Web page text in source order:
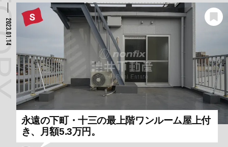
2023.01.14
永遠の下町・十三の最上階ワンルーム屋上付
き、月額5.3万円。